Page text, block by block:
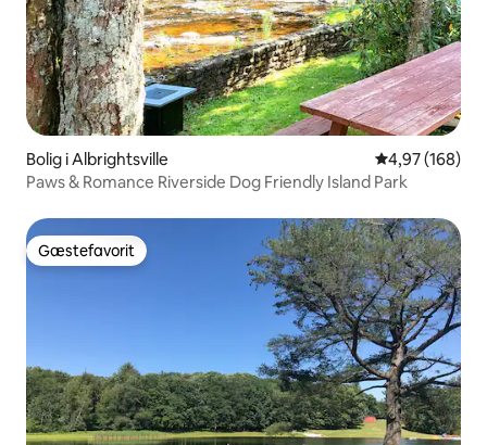
Bolig i Albrightsville 4,97 ud af 5 i
4,97 (168)
Paws & Romance Riverside Dog Friendly Island Park
Gæstefavorit
Gæstefavorit